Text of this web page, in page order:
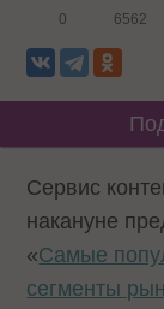
0 6562
Сервис
накануне
«Самые
сегменты